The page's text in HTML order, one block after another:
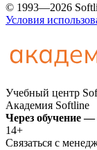
© 1993—2026
Условия
Учебный центр
Академия Softline
Через обучение —
14+
Связаться с